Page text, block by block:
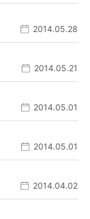
2014.05.28
2014.05.21
2014.05.01
2014.05.01
2014.04.02